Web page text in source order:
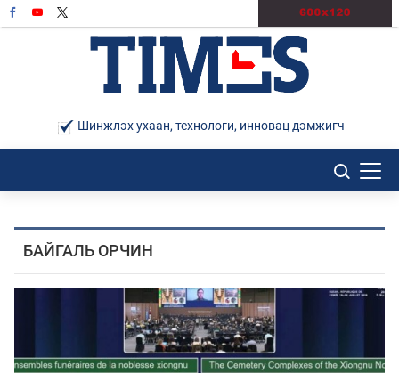
Шинжлэх ухаан, технологи, инновац дэмжигч
БАЙГАЛЬ ОРЧИН